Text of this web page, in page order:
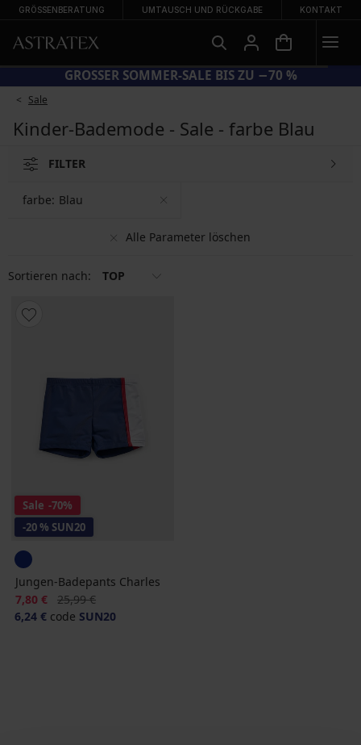
GRÖSSENBERATUNG UMTAUSCH UND RÜCKGABE KONTAKT
GROSSER SOMMER-SALE BIS ZU −70 %
Sale
Kinder-Bademode - Sale - farbe Blau
FILTER
Alle Parameter löschen
farbe: Blau
Sortieren nach: TOP
Sale -70%
-20 % SUN20
Jungen-Badepants Charles
Rabatt
7,80 € Alter Preis
25,99 €
6,24 € code SUN20